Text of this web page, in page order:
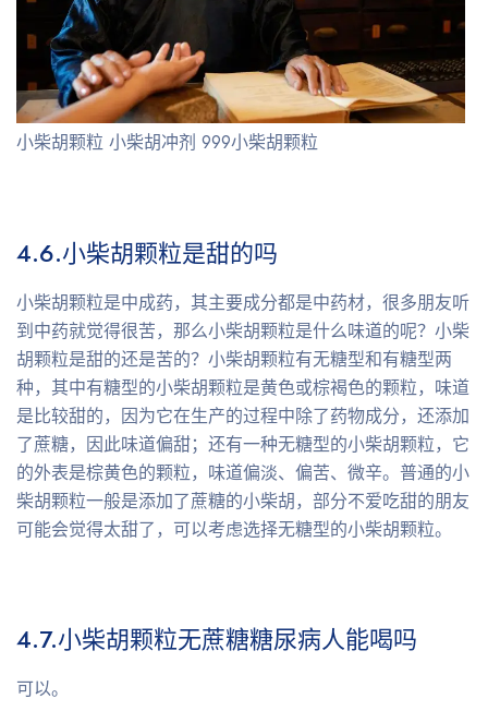
小柴胡颗粒 小柴胡冲剂 999小柴胡颗粒
4.6.小柴胡颗粒是甜的吗
小柴胡颗粒是中成药，其主要成分都是中药材，很多朋友听
到中药就觉得很苦，那么小柴胡颗粒是什么味道的呢？小柴
胡颗粒是甜的还是苦的？小柴胡颗粒有无糖型和有糖型两
种，其中有糖型的小柴胡颗粒是黄色或棕褐色的颗粒，味道
是比较甜的，因为它在生产的过程中除了药物成分，还添加
了蔗糖，因此味道偏甜；还有一种无糖型的小柴胡颗粒，它
的外表是棕黄色的颗粒，味道偏淡、偏苦、微辛。普通的小
柴胡颗粒一般是添加了蔗糖的小柴胡，部分不爱吃甜的朋友
可能会觉得太甜了，可以考虑选择无糖型的小柴胡颗粒。
4.7.小柴胡颗粒无蔗糖糖尿病人能喝吗
可以。